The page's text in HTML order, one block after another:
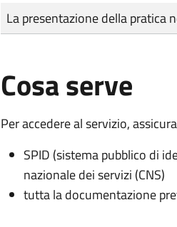
Tipo di pagamento
Importo
La presentazione della pratica
Cosa serve
Per accedere al servizio,
SPID (sistema pubblico di
nazionale dei servizi (CNS)
tutta la documentazione